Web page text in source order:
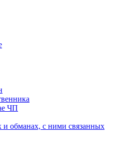
ЧП
и обманах, с ними связанных